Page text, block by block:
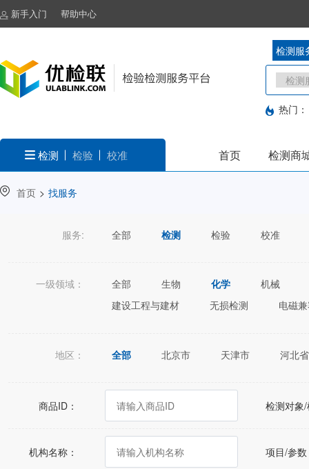
新手入门 帮助中心
检测服
热门：
检测 检验 校准 首页 检测商
首页 > 找服务
服务: 全部 检测 检验 校准
一级领域： 全部 生物 化学
机械
建设工程与建材
无损检测 电磁
地区： 全部 北京市 天津市
河北省
宁夏回族自治区
新疆维吾尔自治区
商品ID： 检测对象
机构名称： 项目/参